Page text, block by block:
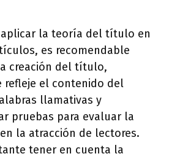
aplicar la teoría del título en
es recomendable
creación del título,
refleje el contenido del
llamativas y
pruebas para evaluar la
la atracción de lectores.
tener en cuenta la